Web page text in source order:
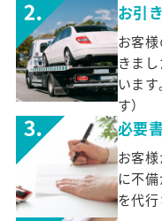
お引
お客
きま
いま
す）
必要
お客
に不
を代行